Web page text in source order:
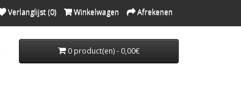
Verlanglijst (0) Winkelwagen Afrekenen
0 product(en) - 0,00€